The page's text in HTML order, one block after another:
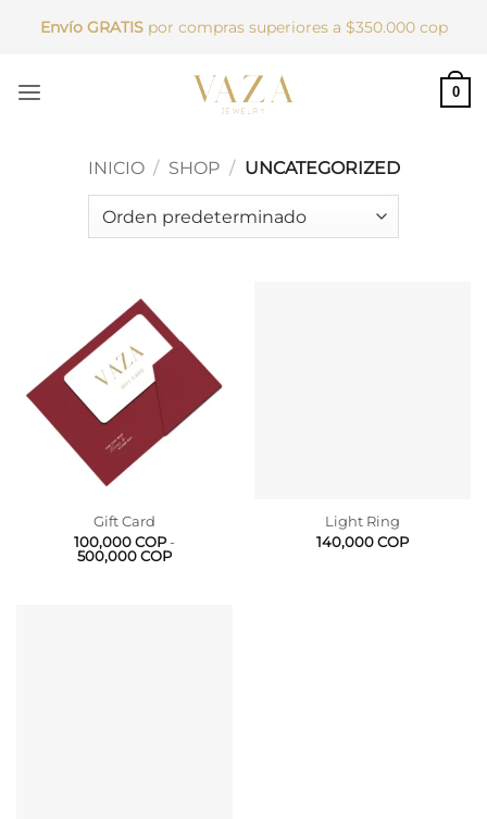
Envío GRATIS por compras superiores a $350.000 cop
0
INICIO / SHOP / UNCATEGORIZED
Gift Card
100,000COP-
500,000COPRango
Light Ring
140,000COP